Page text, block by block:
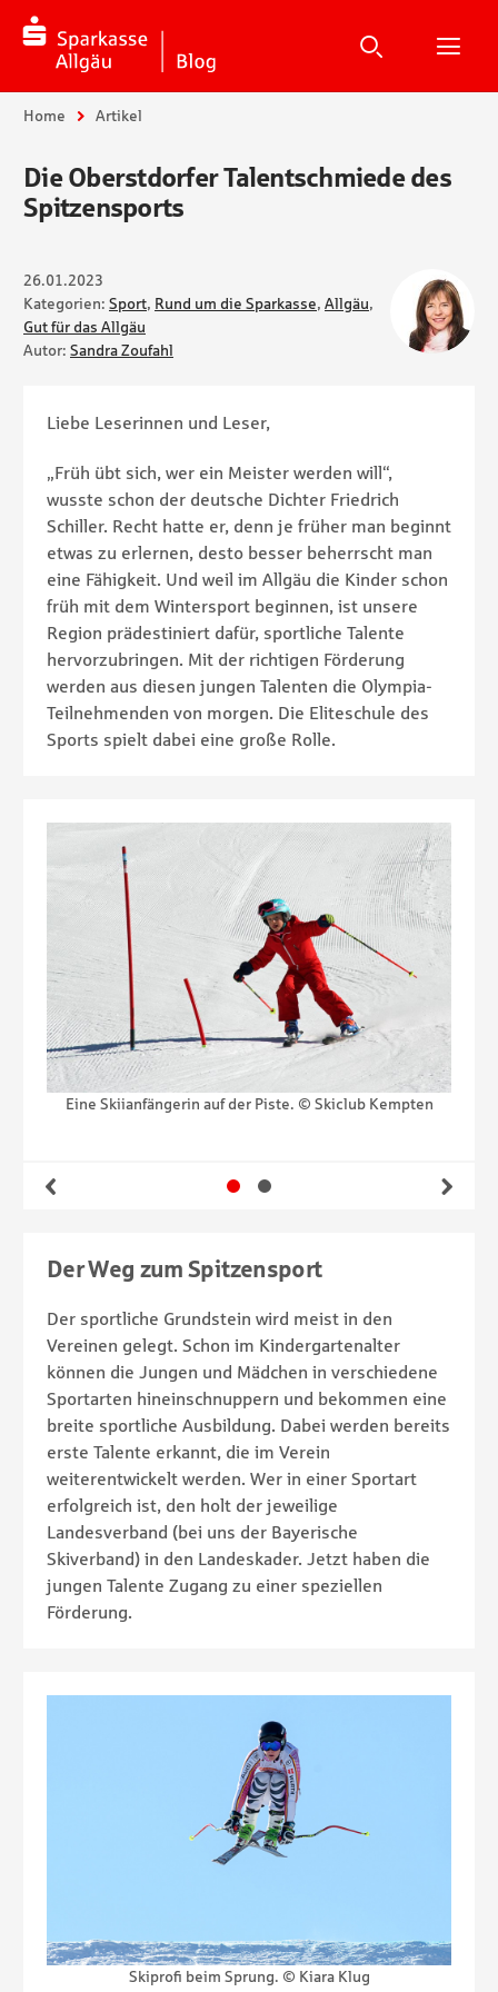
Suche
Suche
Sie sind hier:
Home Artikel
Die Oberstdorfer Talentschmiede des
Spitzensports
26.01.2023
Kategorien: Sport, Rund um die Sparkasse, Allgäu,
Gut für das Allgäu
Autor: Sandra Zoufahl
Liebe Leserinnen und Leser,
„Früh übt sich, wer ein Meister werden will“,
wusste schon der deutsche Dichter Friedrich
Schiller. Recht hatte er, denn je früher man beginnt
etwas zu erlernen, desto besser beherrscht man
eine Fähigkeit. Und weil im Allgäu die Kinder schon
früh mit dem Wintersport beginnen, ist unsere
Region prädestiniert dafür, sportliche Talente
hervorzubringen. Mit der richtigen Förderung
werden aus diesen jungen Talenten die Olympia-
Teilnehmenden von morgen. Die Eliteschule des
Sports spielt dabei eine große Rolle.
Eine Skiianfängerin auf der Piste. © Skiclub Kempten
Gehe zu Slide 1
Der Weg zum Spitzensport
Der sportliche Grundstein wird meist in den
Vereinen gelegt. Schon im Kindergartenalter
können die Jungen und Mädchen in verschiedene
Sportarten hineinschnuppern und bekommen eine
breite sportliche Ausbildung. Dabei werden bereits
erste Talente erkannt, die im Verein
weiterentwickelt werden. Wer in einer Sportart
erfolgreich ist, den holt der jeweilige
Landesverband (bei uns der Bayerische
Skiverband) in den Landeskader. Jetzt haben die
jungen Talente Zugang zu einer speziellen
Förderung.
Skiprofi beim Sprung. © Kiara Klug